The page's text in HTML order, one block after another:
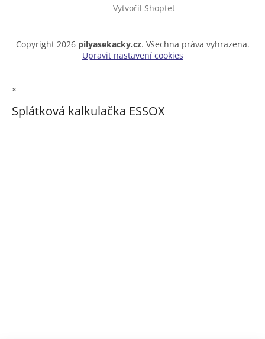
Vytvořil Shoptet
Copyright 2026 pilyasekacky.cz. Všechna práva vyhrazena.
Upravit nastavení cookies
×
Splátková kalkulačka ESSOX